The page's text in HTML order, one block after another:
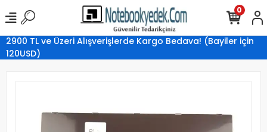
2900 TL ve Üzeri Alışverişlerde Kargo Bedava! (Bayiler için
120USD)
0